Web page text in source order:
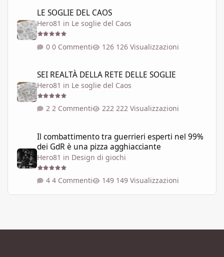
LE SOGLIE DEL CAOS
Hero81 in Le soglie del Caos
0 Commenti 126 Visualizzazioni
SEI REALTÀ DELLA RETE DELLE SOGLIE
Hero81 in Le soglie del Caos
2 Commenti 222 Visualizzazioni
Il combattimento tra guerrieri esperti nel 99%
dei GdR è una pizza agghiacciante
Hero81 in Design di giochi
4 Commenti 149 Visualizzazioni